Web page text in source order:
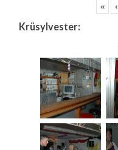
« ‹
Krüsylvester: